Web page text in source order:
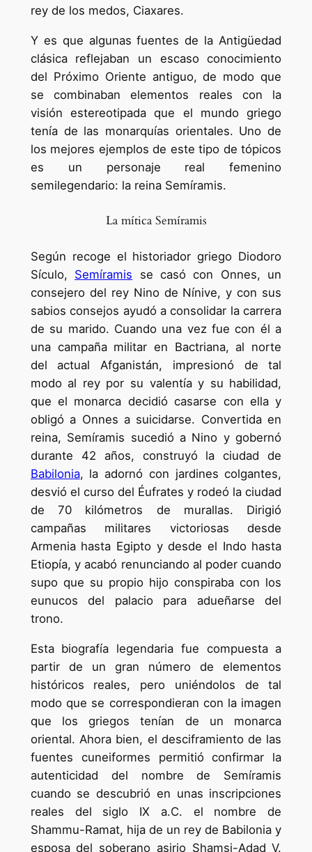
rey de los medos, Ciaxares.
Y es que algunas fuentes de la Antigüedad
clásica reflejaban un escaso conocimiento
del Próximo Oriente antiguo, de modo que
se combinaban elementos reales con la
visión estereotipada que el mundo griego
tenía de las monarquías orientales. Uno de
los mejores ejemplos de este tipo de tópicos
es un personaje real femenino
semilegendario: la reina Semíramis.
La mítica Semíramis
Según recoge el historiador griego Diodoro
Sículo, Semíramis se casó con Onnes, un
consejero del rey Nino de Nínive, y con sus
sabios consejos ayudó a consolidar la carrera
de su marido. Cuando una vez fue con él a
una campaña militar en Bactriana, al norte
del actual Afganistán, impresionó de tal
modo al rey por su valentía y su habilidad,
que el monarca decidió casarse con ella y
obligó a Onnes a suicidarse. Convertida en
reina, Semíramis sucedió a Nino y gobernó
durante 42 años, construyó la ciudad de
Babilonia, la adornó con jardines colgantes,
desvió el curso del Éufrates y rodeó la ciudad
de 70 kilómetros de murallas. Dirigió
campañas militares victoriosas desde
Armenia hasta Egipto y desde el Indo hasta
Etiopía, y acabó renunciando al poder cuando
supo que su propio hijo conspiraba con los
eunucos del palacio para adueñarse del
trono.
Esta biografía legendaria fue compuesta a
partir de un gran número de elementos
históricos reales, pero uniéndolos de tal
modo que se correspondieran con la imagen
que los griegos tenían de un monarca
oriental. Ahora bien, el desciframiento de las
fuentes cuneiformes permitió confirmar la
autenticidad del nombre de Semíramis
cuando se descubrió en unas inscripciones
reales del siglo IX a.C. el nombre de
Shammu-Ramat, hija de un rey de Babilonia y
esposa del soberano asirio Shamsi-Adad V.